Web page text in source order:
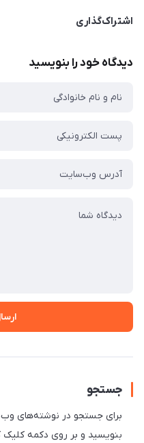
اشتراک‌گذاری
دیدگاه خود را بنویسید
جستجو
برای جستجو در نوشته‌های
بنویسید و بر روی دکمه کلیک